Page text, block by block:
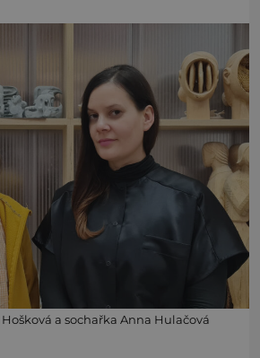
a sochařka Anna Hulačová